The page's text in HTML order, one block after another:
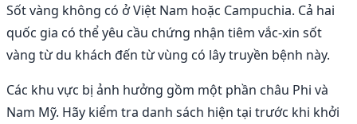
Sốt vàng không có ở Việt Nam hoặc Campuchia. Cả hai
quốc gia có thể yêu cầu chứng nhận tiêm vắc-xin sốt
vàng từ du khách đến từ vùng có lây truyền bệnh này.
Các khu vực bị ảnh hưởng gồm một phần châu Phi và
Nam Mỹ. Hãy kiểm tra danh sách hiện tại trước khi khởi